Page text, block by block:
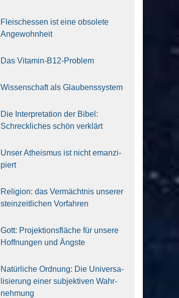
Fleisch­essen ist eine obso­le­te
An‍ge‍wohn‍heit
Das Vit­amin-B12-Pro­blem
Wis­sen­schaft als Glau­bens­sys­tem
Die Inter­pre­ta­ti­on der Bibel:
Schreck­li­ches schön ver­klärt
Unser Athe­is­mus ist nicht eman­zi­
piert
Reli­gi­on: das Ver­mächt­nis unse­rer
stein­zeit­li­chen Vor­fah­ren
Gott: Pro­jek­ti­ons­flä­che für unse­re
Hoff­nun­gen und Ängs­te
Natür­li­che Ord­nung: Die Uni­ver­sa­
li­sie­rung einer sub­jek­ti­ven Wahr­
neh­mung